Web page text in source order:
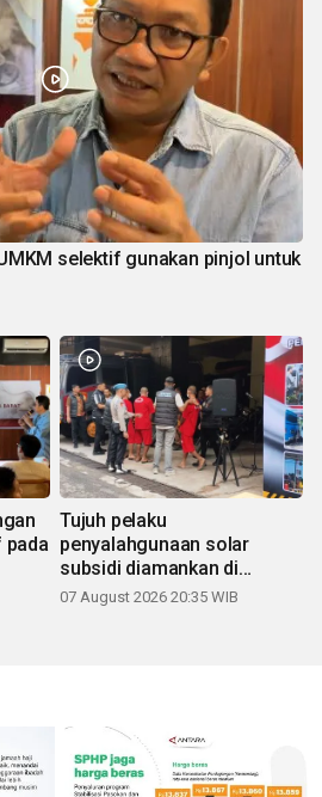
selektif gunakan pinjol untuk
pada
Tujuh pelaku
penyalahgunaan solar
subsidi diamankan di
Sumbar
07 August 2026 20:35 WIB